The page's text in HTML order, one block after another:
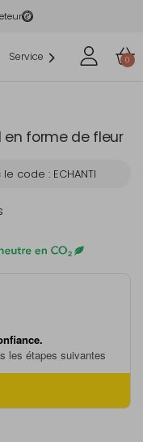
Service 0
forme de fleur
code : ECHANTI